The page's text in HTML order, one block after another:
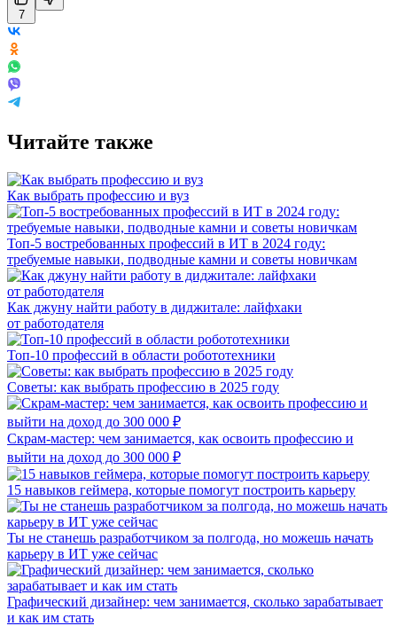
7
Читайте также
Как выбрать профессию и вуз
Топ-5 востребованных профессий в ИТ в 2024 году:
требуемые навыки, подводные камни и советы новичкам
Как джуну найти работу в диджитале: лайфхаки
от работодателя
Топ-10 профессий в области робототехники
Советы: как выбрать профессию в 2025 году
Скрам-мастер: чем занимается, как освоить профессию и
выйти на доход до 300 000 ₽
15 навыков геймера, которые помогут построить карьеру
Ты не станешь разработчиком за полгода, но можешь начать
карьеру в ИТ уже сейчас
Графический дизайнер: чем занимается, сколько зарабатывает
и как им стать